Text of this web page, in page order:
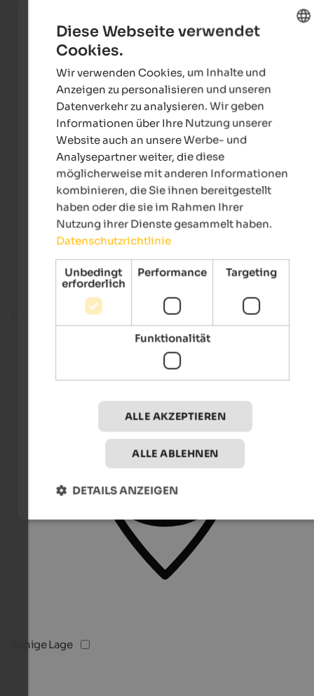
Ruhige Lage
GERMAN
Diese Webseite verwendet
Cookies.
Wir verwenden Cookies, um Inhalte und
Anzeigen zu personalisieren und unseren
Datenverkehr zu analysieren. Wir geben
Informationen über Ihre Nutzung unserer
Website auch an unsere Werbe- und
Analysepartner weiter, die diese
möglicherweise mit anderen Informationen
kombinieren, die Sie ihnen bereitgestellt
haben oder die sie im Rahmen Ihrer
Nutzung ihrer Dienste gesammelt haben.
Datenschutzrichtlinie
Unbedingt
erforderlich
Performance Targeting
Funktionalität
ALLE AKZEPTIEREN
ALLE ABLEHNEN
DETAILS ANZEIGEN